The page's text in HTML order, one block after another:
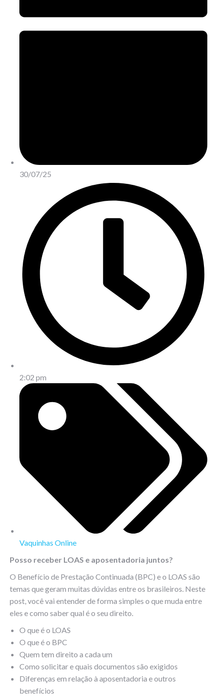
30/07/25
2:02 pm
Vaquinhas Online
Posso receber LOAS e aposentadoria juntos?
O Benefício de Prestação Continuada (BPC) e o LOAS são
temas que geram muitas dúvidas entre os brasileiros. Neste
post, você vai entender de forma simples o que muda entre
eles e como saber qual é o seu direito.
O que é o LOAS
O que é o BPC
Quem tem direito a cada um
Como solicitar e quais documentos são exigidos
Diferenças em relação à aposentadoria e outros
benefícios